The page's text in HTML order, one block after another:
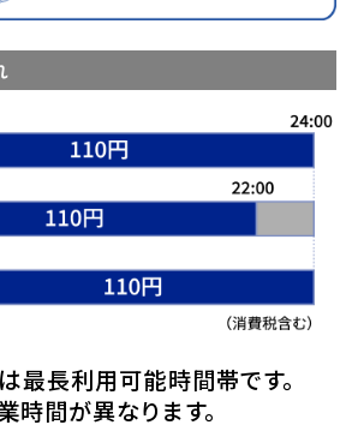
最長利用可能時間帯です。
時間が異なります。